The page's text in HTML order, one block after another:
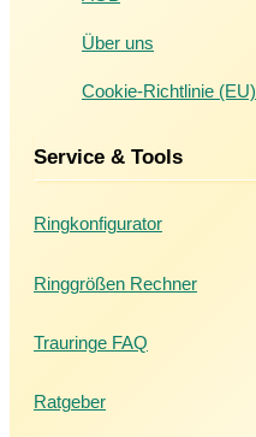
Über uns
Cookie-Richtlinie (EU)
Service & Tools
Ringkonfigurator
Ringgrößen Rechner
Trauringe FAQ
Ratgeber